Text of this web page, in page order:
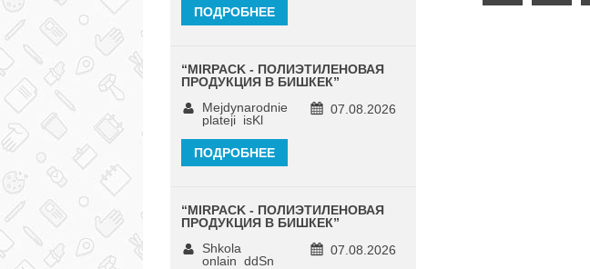
ПОДРОБНЕЕ
“MIRPACK - ПОЛИЭТИЛЕНОВАЯ
ПРОДУКЦИЯ В БИШКЕК”
07.08.2026
Mejdynarodnie
plateji_isKl
ПОДРОБНЕЕ
“MIRPACK - ПОЛИЭТИЛЕНОВАЯ
ПРОДУКЦИЯ В БИШКЕК”
07.08.2026
Shkola
onlain_ddSn